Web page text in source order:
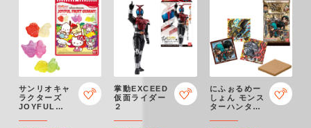
サンリオキャ
ラクターズ
JOYFUL
掌動EXCEED
仮面ライダー
２
にふぉるめー
しょん モンス
ターハンター